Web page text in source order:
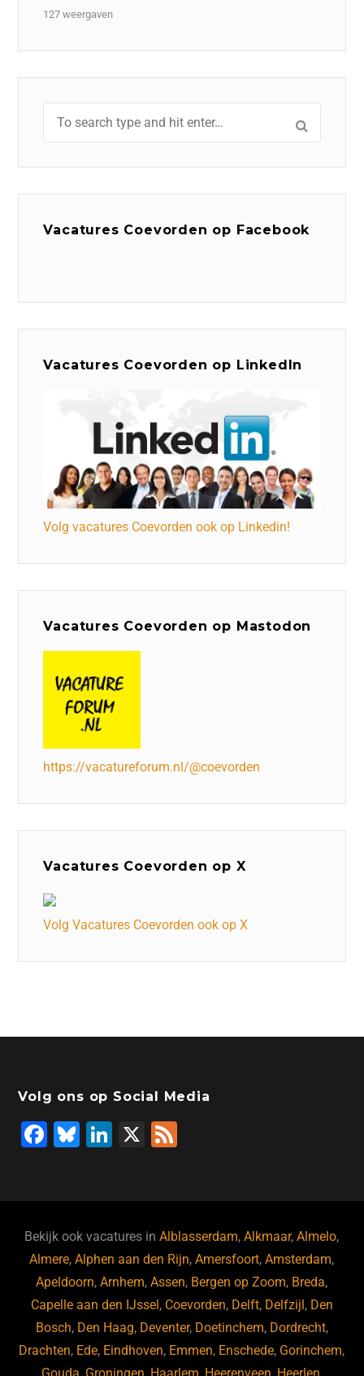
127 weergaven
Vacatures Coevorden op Facebook
Vacatures Coevorden op LinkedIn
Volg vacatures Coevorden ook op Linkedin!
Vacatures Coevorden op Mastodon
https://vacatureforum.nl/@coevorden
Vacatures Coevorden op X
Volg Vacatures Coevorden ook op X
Volg ons op Social Media
F
b
o
o
k
Bl
ky
Li
dI
n
X
Bekijk ook vacatures inAlblasserdam,Alkmaar,Almelo,
Almere,Alphen aan den Rijn,Amersfoort,Amsterdam,
Apeldoorn,Arnhem,Assen, Bergen op Zoom, Breda,
Capelle aan den IJssel, Coevorden, Delft, Delfzijl, Den
Bosch, Den Haag, Deventer, Doetinchem, Dordrecht,
Drachten, Ede, Eindhoven, Emmen, Enschede, Gorinchem,